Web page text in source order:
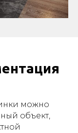
можно
объект,